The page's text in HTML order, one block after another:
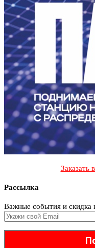
Заказать
Рассылка
Важные события и скидка